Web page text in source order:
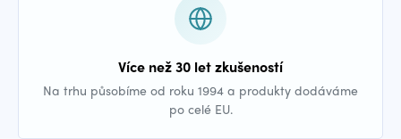
Více než 30 let zkušeností
Na trhu působíme od roku 1994 a produkty dodáváme
po celé EU.